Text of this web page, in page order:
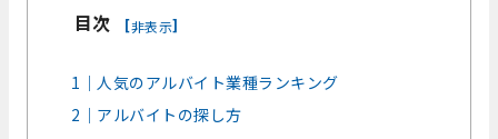
目次 [非表示]
1｜人気のアルバイト業種ランキング
2｜アルバイトの探し方